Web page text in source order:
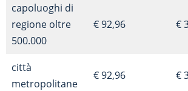
capoluoghi di
regione oltre
500.000
€ 92,96 €
città
metropolitane
€ 92,96 €